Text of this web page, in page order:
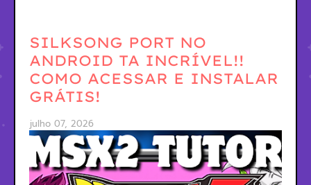
SILKSONG PORT NO
ANDROID TA INCRÍVEL!!
COMO ACESSAR E INSTALAR
GRÁTIS!
julho 07, 2026